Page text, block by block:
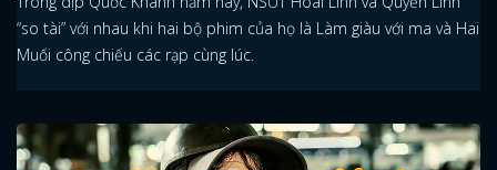
“so tài” với nhau khi hai bộ phim của họ là Làm giàu với ma và Hai
Muối công chiếu các rạp cùng lúc.